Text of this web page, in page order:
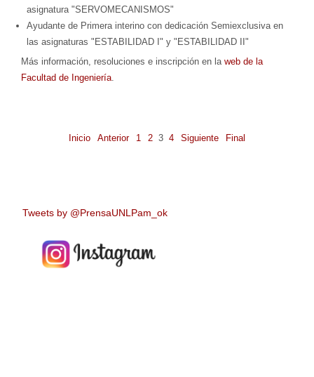
asignatura "SERVOMECANISMOS"
Ayudante de Primera interino con dedicación Semiexclusiva en
las asignaturas "ESTABILIDAD I" y "ESTABILIDAD II"
Más información, resoluciones e inscripción en la web de la
Facultad de Ingeniería.
Inicio Anterior 1 2 3 4 Siguiente Final
Tweets by @PrensaUNLPam_ok